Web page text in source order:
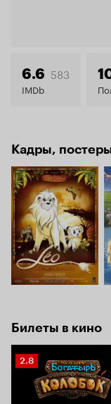
6.6 583
IMDb
Кадры,
Билеты в кино
Рейтинг
Кинопоиска
2.8